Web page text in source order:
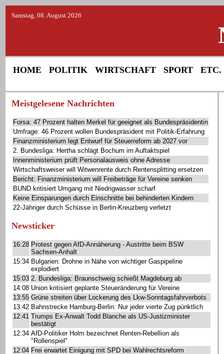
Samstag, 08. August 2026
HOME POLITIK WIRTSCHAFT SPORT ETC.
Meistgelesene Nachrichten
Forsa: 47 Prozent halten Merkel für geeignet als Bundespräsidentin
Umfrage: 46 Prozent wollen Bundespräsident mit Politik-Erfahrung
Finanzministerium legt Entwurf für Steuerreform ab 2027 vor
2. Bundesliga: Hertha schlägt Bochum im Auftaktspiel
Innenministerium prüft Personalausweis ohne Adresse
Wirtschaftsweiser will Witwenrente durch Rentensplitting ersetzen
Bericht: Finanzministerium will Freibeträge für Vereine senken
BUND kritisiert Umgang mit Niedrigwasser scharf
Keine Einsparungen durch Einschnitte bei behinderten Kindern
22-Jähriger durch Schüsse in Berlin-Kreuzberg verletzt
Newsticker
16:28 Protest gegen AfD-Annäherung - Austritte beim BSW
Sachsen-Anhalt
15:34 Bulgarien: Drohne in Nähe von wichtiger Gaspipeline
explodiert
15:03 2. Bundesliga: Braunschweig schießt Magdeburg ab
14:08 Union kritisiert geplante Steueränderung für Vereine
13:55 Grüne streiten über Lockerung des Lkw-Sonntagsfahrverbots
13:42 Bahnstrecke Hamburg-Berlin: Nur jeder vierte Zug pünktlich
12:41 Trumps Ex-Anwalt Todd Blanche als US-Justizminister
bestätigt
12:34 AfD-Politiker Holm bezeichnet Renten-Rebellion als
"Rollenspiel"
12:04 Frei erwartet Einigung mit SPD bei Wahlrechtsreform